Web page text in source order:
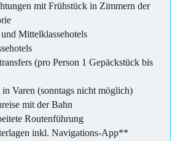
mit Frühstück in Zimmern der
Mittelklassehotels
(pro Person 1 Gepäckstück bis
in Varen (sonntags nicht möglich)
mit der Bahn
Routenführung
inkl. Navigations-App**